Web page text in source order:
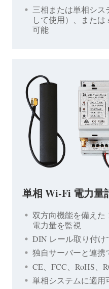
三相または単相シス
して使用）、または
可能
単相 Wi-Fi 電力量
双方向機能を備えた
電力量を監視
DIN レール取り付け
独自サーバーと連携
CE、FCC、RoHS、
単相システムに適用